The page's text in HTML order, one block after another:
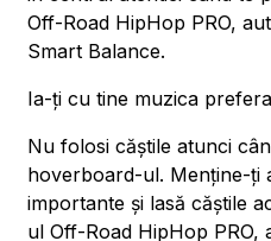
Off-Road HipHop PRO,
Smart Balance.
Ia-ți cu tine muzica
Nu folosi căștile atunci
hoverboard-ul. Menține-ți
importante și lasă căștile
ul Off-Road HipHop PRO,